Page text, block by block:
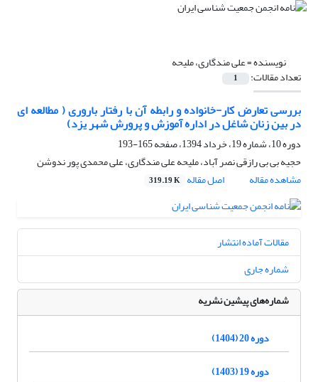
نویسنده =علی مندگاری، ملیحه
تعداد مقالات: 1
بررسی تعارض کار-خانواده و رابطه آن با رفتار باروری ( مطالعه ای
در بین زنان شاغل در اداره آموزش و پرورش شهر یزد)
دوره 10، شماره 19، خرداد 1394، صفحه
165-193
حجیه بی بی رازقی نصر آباد، ملیحه علی مندگاری، علی محمدی پور ندوشن
مشاهده مقاله
اصل مقاله 319.19 K
مقالات آماده انتشار
شماره جاری
شماره‌های پیشین نشریه
دوره 20 (1404)
دوره 19 (1403)